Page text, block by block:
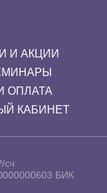
И АКЦИИ
ОПЛАТА
КАБИНЕТ
сч
БИК